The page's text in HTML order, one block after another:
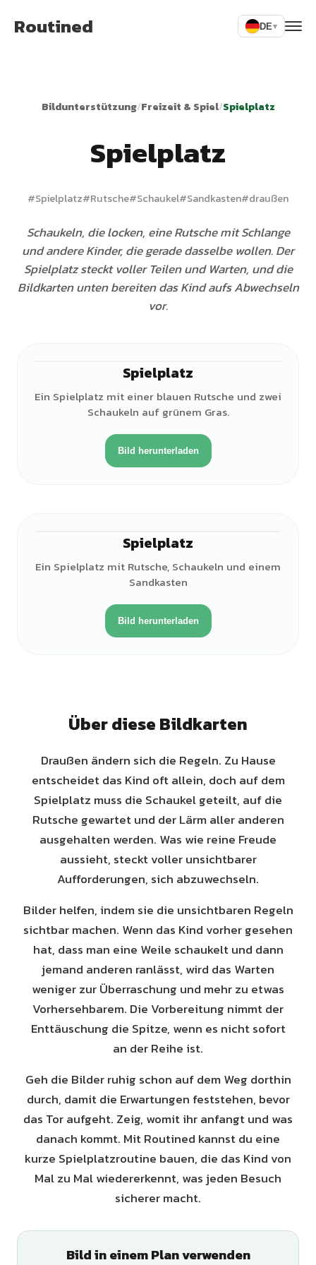
Routined DE▾
Bildunterstützung/Freizeit & Spiel/Spielplatz
Spielplatz
#Spielplatz#Rutsche#Schaukel#Sandkasten#draußen
Schaukeln, die locken, eine Rutsche mit Schlange
und andere Kinder, die gerade dasselbe wollen. Der
Spielplatz steckt voller Teilen und Warten, und die
Bildkarten unten bereiten das Kind aufs Abwechseln
vor.
Spielplatz
Ein Spielplatz mit einer blauen Rutsche und zwei
Schaukeln auf grünem Gras.
Bild herunterladen
Spielplatz
Ein Spielplatz mit Rutsche, Schaukeln und einem
Sandkasten
Bild herunterladen
Über diese Bildkarten
Draußen ändern sich die Regeln. Zu Hause
entscheidet das Kind oft allein, doch auf dem
Spielplatz muss die Schaukel geteilt, auf die
Rutsche gewartet und der Lärm aller anderen
ausgehalten werden. Was wie reine Freude
aussieht, steckt voller unsichtbarer
Aufforderungen, sich abzuwechseln.
Bilder helfen, indem sie die unsichtbaren Regeln
sichtbar machen. Wenn das Kind vorher gesehen
hat, dass man eine Weile schaukelt und dann
jemand anderen ranlässt, wird das Warten
weniger zur Überraschung und mehr zu etwas
Vorhersehbarem. Die Vorbereitung nimmt der
Enttäuschung die Spitze, wenn es nicht sofort
an der Reihe ist.
Geh die Bilder ruhig schon auf dem Weg dorthin
durch, damit die Erwartungen feststehen, bevor
das Tor aufgeht. Zeig, womit ihr anfangt und was
danach kommt. Mit Routined kannst du eine
kurze Spielplatzroutine bauen, die das Kind von
Mal zu Mal wiedererkennt, was jeden Besuch
sicherer macht.
Bild in einem Plan verwenden